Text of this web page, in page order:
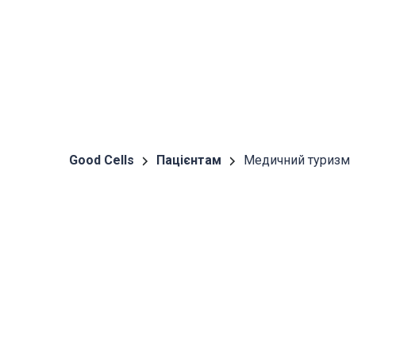
Good Cells Пацієнтам Медичний туризм